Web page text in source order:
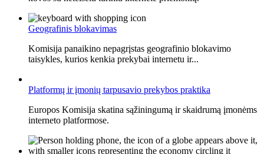
Geografinis blokavimas
Komisija panaikino nepagrįstas geografinio blokavimo
taisykles, kurios kenkia prekybai internetu ir...
Platformų ir įmonių tarpusavio prekybos praktika
Europos Komisija skatina sąžiningumą ir skaidrumą įmonėms
interneto platformose.